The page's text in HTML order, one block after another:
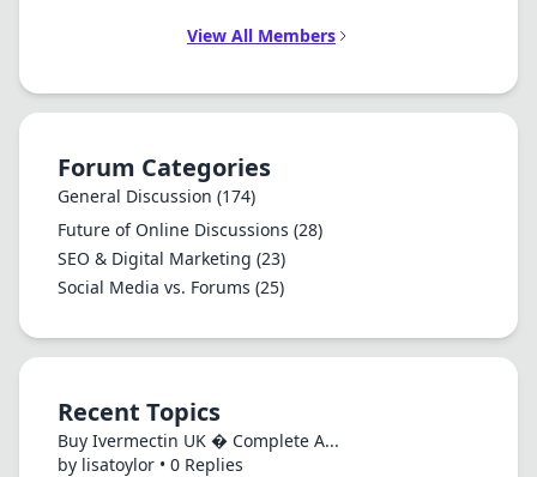
View All Members
Forum Categories
General Discussion (174)
Future of Online Discussions (28)
SEO & Digital Marketing (23)
Social Media vs. Forums (25)
Recent Topics
Buy Ivermectin UK � Complete A...
by lisatoylor • 0 Replies